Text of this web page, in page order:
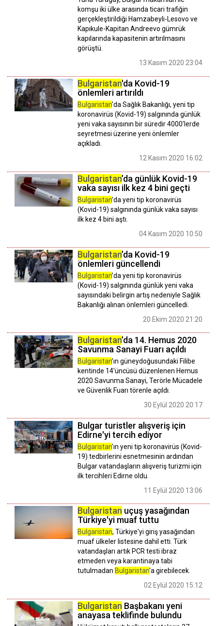
komşu iki ülke arasında ticari trafiğin
gerçekleştirildiği Hamzabeyli-Lesovo ve
Kapıkule-Kapitan Andreevo gümrük
kapılarında kapasitenin artırılmasını
görüştü.
13 Kasım 2020 23:04
Bulgaristan'da Kovid-19
önlemleri artırıldı
Bulgaristan'da Sağlık Bakanlığı, yeni tip
koronavirüs (Kovid-19) salgınında günlük
yeni vaka sayısının bir süredir 4000'lerde
seyretmesi üzerine yeni önlemler
açıkladı.
12 Kasım 2020 16:02
Bulgaristan’da günlük Kovid-19
vaka sayısı ilk kez 4 bini geçti
Bulgaristan’da yeni tip koronavirüs
(Kovid-19) salgınında günlük vaka sayısı
ilk kez 4 bini aştı.
04 Kasım 2020 10:50
Bulgaristan’da Kovid-19
önlemleri güncellendi
Bulgaristan’da yeni tip koronavirüs
(Kovid-19) salgınında günlük yeni vaka
sayısındaki belirgin artış nedeniyle Sağlık
Bakanlığı alınan önlemleri güncelledi.
20 Ekim 2020 21:20
Bulgaristan’da 14. Hemus 2020
Savunma Sanayi Fuarı açıldı
Bulgaristan’ın güneydoğusundaki Filibe
kentinde 14'üncüsü düzenlenen Hemus
2020 Savunma Sanayi, Terörle Mücadele
ve Güvenlik Fuarı törenle açıldı.
30 Eylül 2020 20:17
Bulgar turistler alışveriş için
Edirne'yi tercih ediyor
Bulgaristan'ın yeni tip koronavirüs (Kovid-
19) tedbirlerini esnetmesinin ardından
Bulgar vatandaşların alışveriş turizmi için
ilk tercihleri Edirne oldu.
11 Eylül 2020 13:06
Bulgaristan uçuş yasağından
Türkiye'yi muaf tuttu
Bulgaristan, Türkiye'yi giriş yasağından
muaf ülkeler listesine dahil etti. Türk
vatandaşları artık PCR testi ibraz
etmeden veya karantinaya tabi
tutulmadan Bulgaristan'a girebilecek.
02 Eylül 2020 15:12
Bulgaristan Başbakanı yeni
anayasa teklifinde bulundu